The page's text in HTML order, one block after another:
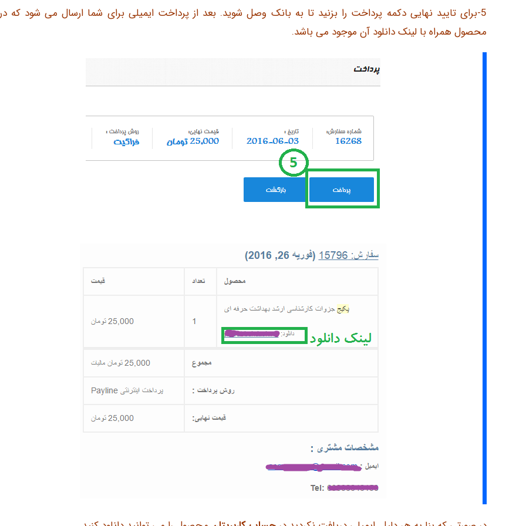
5-برای تایید نهایی دکمه پرداخت را بزنید تا به بانک وصل شوید. بعد از پرداخت ایمیلی برای شما ارسال می شود که
محصول همراه با لینک دانلود آن موجود می باشد.